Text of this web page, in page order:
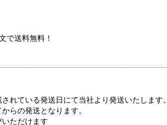
で送料無料！
れている発送日にて当社より発送いたします。
らの発送となります。
ただけます